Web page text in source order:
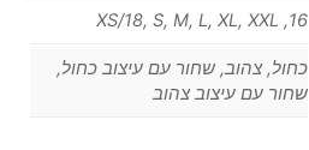
16, XS/18, S, M, L, XL, XXL
כחול, צהוב, שחור עם עיצוב כחול,
שחור עם עיצוב צהוב